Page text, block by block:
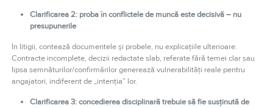
Clarificarea 2: proba în conflictele de muncă este decisivă – nu
presupunerile
În litigii, contează documentele și probele, nu explicațiile ulterioare.
Contracte incomplete, decizii redactate slab, referate fără temei clar sau
lipsa semnăturilor/confirmărilor generează vulnerabilități reale pentru
angajatori, indiferent de „intenția” lor.
Clarificarea 3: concedierea disciplinară trebuie să fie susținută de